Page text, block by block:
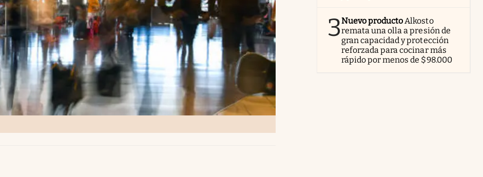
3Nuevo productoAlkosto
remata una olla a presión de
gran capacidad y protección
reforzada para cocinar más
rápido por menos de $98.000